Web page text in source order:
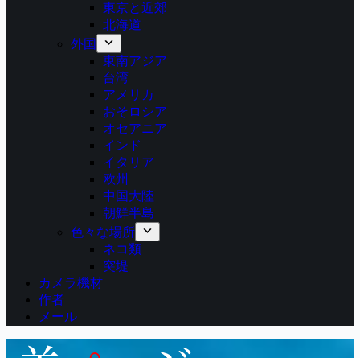
東京と近郊
北海道
外国
東南アジア
台湾
アメリカ
おそロシア
オセアニア
インド
イタリア
欧州
中国大陸
朝鮮半島
色々な場所
ネコ類
突堤
カメラ機材
作者
メール